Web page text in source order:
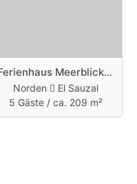
Ferienhaus Meerblick mit Privatpool
Norden
El Sauzal
5 Gäste /ca. 209 m²